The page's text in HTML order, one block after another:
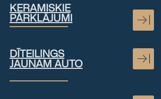
KERAMISKIE
PĀRKLĀJUMI
DĪTEILINGS
JAUNAM AUTO